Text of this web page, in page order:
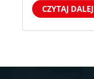
CZYTAJ DALEJ